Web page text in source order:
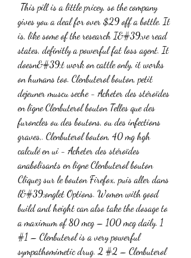
gives you a deal for over $29 off a bottle. It
is, like some of the research I&#39;ve read
states, definitly a powerful fat loss agent. It
doesn&#39;t work on cattle only, it works
on humans too. Clenbuterol bouton, petit
dejeuner muscu seche - Acheter des stéroïdes
en ligne Clenbuterol bouton Telles que des
furoncles ou des boutons, ou des infections
graves,. Clenbuterol bouton, 40 mg hgh
calculé en ui - Acheter des stéroïdes
anabolisants en ligne Clenbuterol bouton
Cliquez sur le bouton Firefox, puis aller dans
l&#39;onglet Options. Women with good
build and height can also take the dosage to
a maximum of 80 mcg – 100 mcg daily. 1
#1 – Clenbuterol is a very powerful
sympathomimetic drug. 2 #2 – Clenbuterol